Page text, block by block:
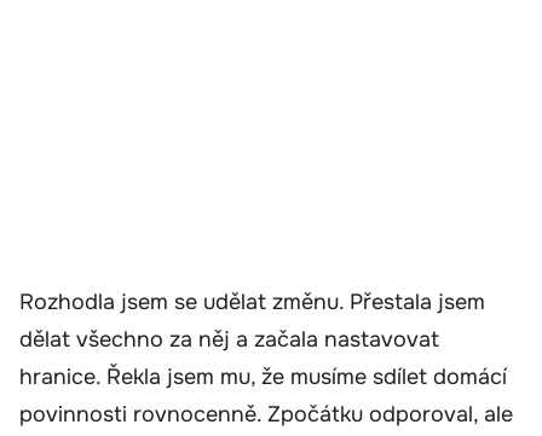
Rozhodla jsem se udělat změnu. Přestala jsem
dělat všechno za něj a začala nastavovat
hranice. Řekla jsem mu, že musíme sdílet domácí
povinnosti rovnocenně. Zpočátku odporoval, ale